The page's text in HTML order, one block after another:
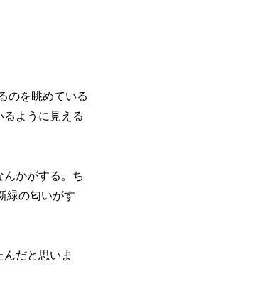
のを眺めている
ように見える
かがする。ち
緑の匂いがす
だと思いま